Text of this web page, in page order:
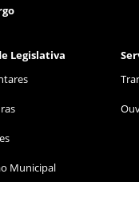
Legislativa
Municipal